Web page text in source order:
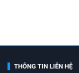
THÔNG TIN LIÊN HỆ